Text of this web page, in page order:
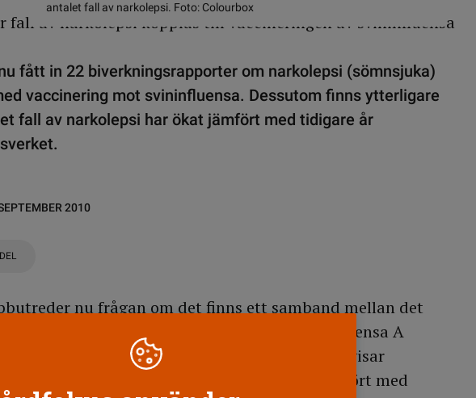
antalet fall av narkolepsi. Foto: Colourbox
fått in 22 biverkningsrapporter om narkolepsi (sömnsjuka)
vaccinering mot svininfluensa. Dessutom finns ytterligare
fall av narkolepsi har ökat jämfört med tidigare år
2010
nu frågan om det finns ett samband mellan det
och den massvaccinering av svininfluensa A
De första resultaten av den utredningen visar
narkolepsifall i Sverige har ökat 2010 jämfört med